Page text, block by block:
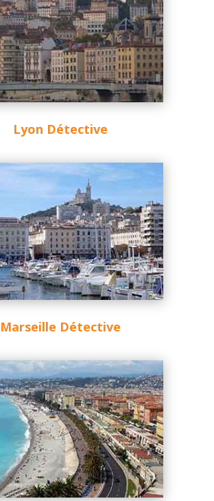
Lyon Détective
Marseille Détective